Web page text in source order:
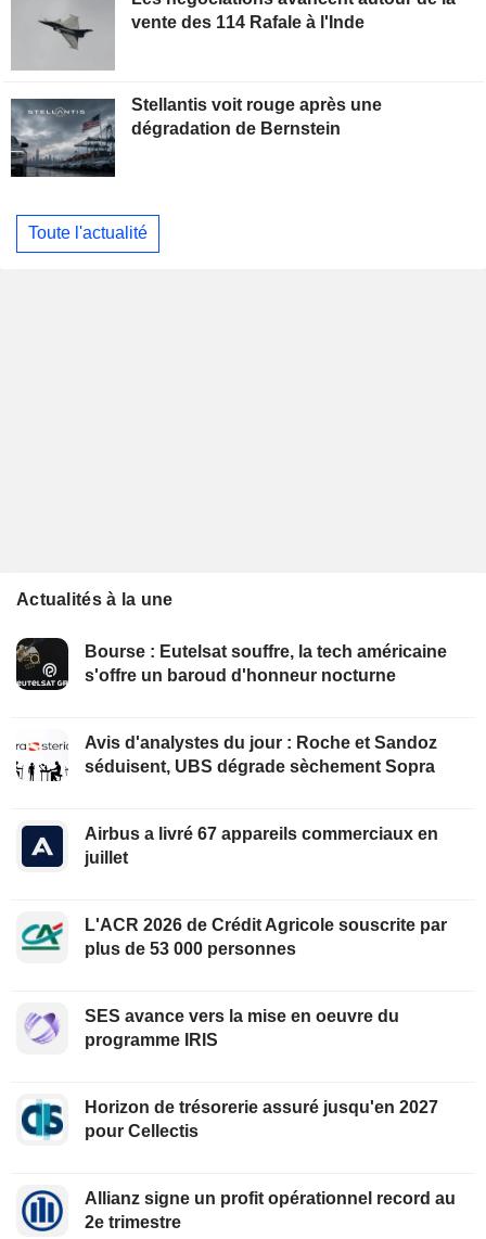
vente des 114 Rafale à l'Inde
Stellantis voit rouge après une
dégradation de Bernstein
Toute l'actualité
Actualités à la une
Bourse : Eutelsat souffre, la tech américaine
s'offre un baroud d'honneur nocturne
Avis d'analystes du jour : Roche et Sandoz
séduisent, UBS dégrade sèchement Sopra
Airbus a livré 67 appareils commerciaux en
juillet
L'ACR 2026 de Crédit Agricole souscrite par
plus de 53 000 personnes
SES avance vers la mise en oeuvre du
programme IRIS
Horizon de trésorerie assuré jusqu'en 2027
pour Cellectis
Allianz signe un profit opérationnel record au
2e trimestre